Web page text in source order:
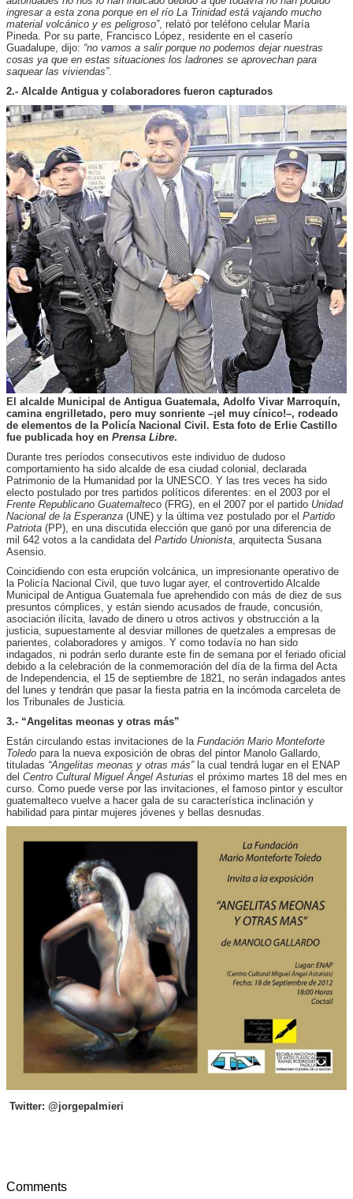
ingresar a esta zona porque en el río La Trinidad está vajando mucho
material volcánico y es peligroso”, relató por teléfono celular María
Pineda. Por su parte, Francisco López, residente en el caserío
Guadalupe, dijo: “no vamos a salir porque no podemos dejar nuestras
cosas ya que en estas situaciones los ladrones se aprovechan para
saquear las viviendas”.
2.- Alcalde Antigua y colaboradores fueron capturados
El alcalde Municipal de Antigua Guatemala, Adolfo Vivar Marroquín,
camina engrilletado, pero muy sonriente –¡el muy cínico!–, rodeado
de elementos de la Policía Nacional Civil. Esta foto de Erlie Castillo
fue publicada hoy en Prensa Libre.
Durante tres períodos consecutivos este individuo de dudoso
comportamiento ha sido alcalde de esa ciudad colonial, declarada
Patrimonio de la Humanidad por la UNESCO. Y las tres veces ha sido
electo postulado por tres partidos políticos diferentes: en el 2003 por el
Frente Republicano Guatemalteco (FRG), en el 2007 por el partido Unidad
Nacional de la Esperanza (UNE) y la última vez postulado por el Partido
Patriota (PP), en una discutida elección que ganó por una diferencia de
mil 642 votos a la candidata del Partido Unionista, arquitecta Susana
Asensio.
Coincidiendo con esta erupción volcánica, un impresionante operativo de
la Policía Nacional Civil, que tuvo lugar ayer, el controvertido Alcalde
Municipal de Antigua Guatemala fue aprehendido con más de diez de sus
presuntos cómplices, y están siendo acusados de fraude, concusión,
asociación ilícita, lavado de dinero u otros activos y obstrucción a la
justicia, supuestamente al desviar millones de quetzales a empresas de
parientes, colaboradores y amigos. Y como todavía no han sido
indagados, ni podrán serlo durante este fin de semana por el feriado oficial
debido a la celebración de la conmemoración del día de la firma del Acta
de Independencia, el 15 de septiembre de 1821, no serán indagados antes
del lunes y tendrán que pasar la fiesta patria en la incómoda carceleta de
los Tribunales de Justicia.
3.- “Angelitas meonas y otras más”
Están circulando estas invitaciones de la Fundación Mario Monteforte
Toledo para la nueva exposición de obras del pintor Manolo Gallardo,
tituladas “Angelitas meonas y otras más”la cual tendrá lugar en el ENAP
del Centro Cultural Miguel Ángel Asturias el próximo martes 18 del mes en
curso. Como puede verse por las invitaciones, el famoso pintor y escultor
guatemalteco vuelve a hacer gala de su característica inclinación y
habilidad para pintar mujeres jóvenes y bellas desnudas.
Twitter: @jorgepalmieri
Comments